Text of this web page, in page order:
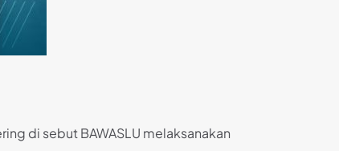
di sebut BAWASLU melaksanakan